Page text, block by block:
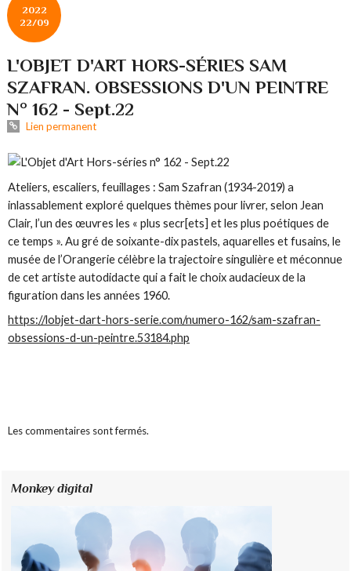
2022
22/09
L'OBJET D'ART HORS-SÉRIES SAM
SZAFRAN. OBSESSIONS D'UN PEINTRE
N° 162 - Sept.22
Lien permanent
Ateliers, escaliers, feuillages : Sam Szafran (1934-2019) a
inlassablement exploré quelques thèmes pour livrer, selon Jean
Clair, l’un des œuvres les « plus secr[ets] et les plus poétiques de
ce temps ». Au gré de soixante-dix pastels, aquarelles et fusains, le
musée de l’Orangerie célèbre la trajectoire singulière et méconnue
de cet artiste autodidacte qui a fait le choix audacieux de la
figuration dans les années 1960.
https://lobjet-dart-hors-serie.com/numero-162/sam-szafran-
obsessions-d-un-peintre.53184.php
Les commentaires sont fermés.
Monkey digital